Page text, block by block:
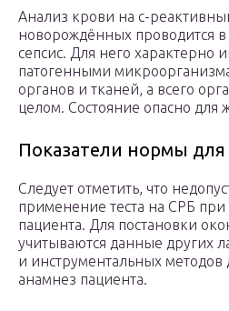
Анализ крови на с-
новорождённых проводится в
сепсис. Для него характерно
патогенными
органов и тканей, а всего
целом. Состояние опасно для
Показатели нормы
Следует отметить, что
применение теста на СРБ при
пациента. Для постановки
учитываются данные других
и инструментальных методов
анамнез пациента.